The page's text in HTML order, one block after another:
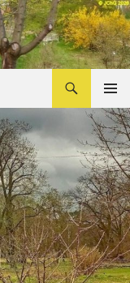
MENÜ